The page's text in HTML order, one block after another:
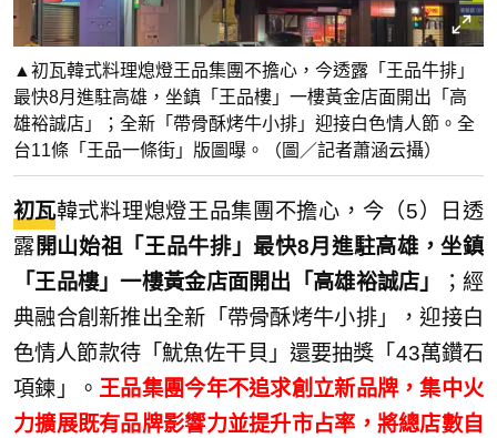
▲初瓦韓式料理熄燈王品集團不擔心，今透露「王品牛排」
最快8月進駐高雄，坐鎮「王品樓」一樓黃金店面開出「高
雄裕誠店」；全新「帶骨酥烤牛小排」迎接白色情人節。全
台11條「王品一條街」版圖曝。（圖／記者蕭涵云攝）
初瓦韓式料理熄燈王品集團不擔心，今（5）日透
露 開山始祖「王品牛排」最快8月進駐高雄，坐鎮
「王品樓」一樓黃金店面開出「高雄裕誠店」
；經
典融合創新推出全新「帶骨酥烤牛小排」，迎接白
色情人節款待「魷魚佐干貝」還要抽獎「43萬鑽石
項鍊」。 王品集團今年不追求創立新品牌，集中火
力擴展既有品牌影響力並提升市占率，將總店數自